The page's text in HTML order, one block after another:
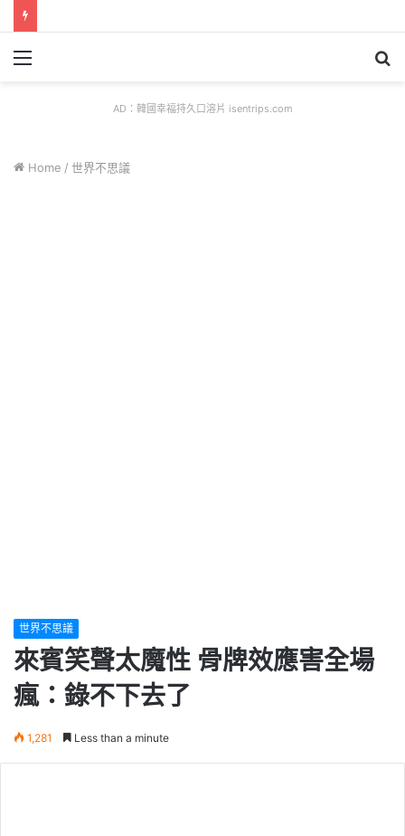
Menu
AD：韓國幸福持久口溶片 isentrips.com
Home / 世界不思議
世界不思議
來賓笑聲太魔性 骨牌效應害全場
瘋：錄不下去了
1,281 Less than a minute